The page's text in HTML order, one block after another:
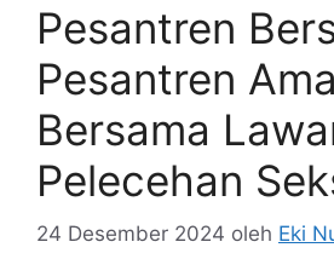
Pesantren
Pesantren
Bersama
Pelecehan
24 Desember 2024 oleh Eki